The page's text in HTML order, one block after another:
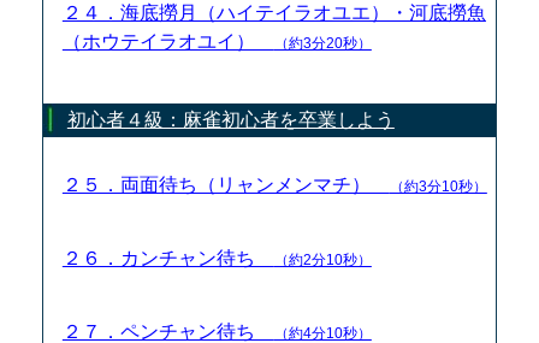
２４．海底撈月（ハイテイラオユエ）・河底撈魚
（ホウテイラオユイ）
（約3分20秒）
初心者４級：麻雀初心者を卒業しよう
２５．両面待ち（リャンメンマチ） （約3分10秒）
２６．カンチャン待ち （約2分10秒）
２７．ペンチャン待ち （約4分10秒）